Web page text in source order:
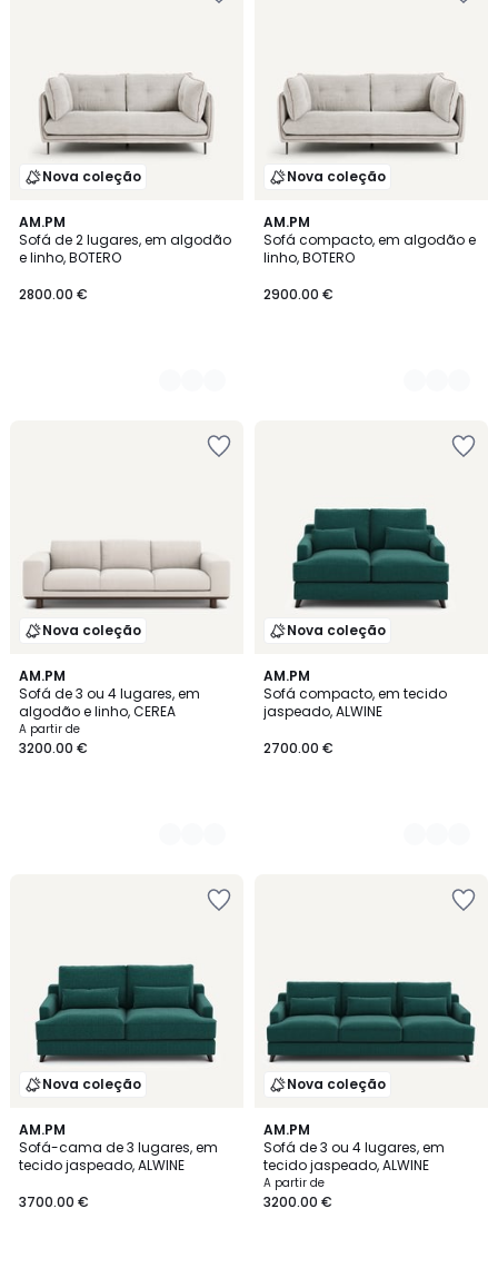
Nova coleção
AM.PM
Sofá de 2 lugares, em algodão
e linho, BOTERO
2800.00 €
3
Cores
Nova coleção
AM.PM
Sofá compacto, em algodão e
linho, BOTERO
2900.00 €
3
Cores
Nova coleção
AM.PM
Sofá de 3 ou 4 lugares, em
algodão e linho, CEREA
A partir de
3200.00 €
3
Cores
Nova coleção
AM.PM
Sofá compacto, em tecido
jaspeado, ALWINE
2700.00 €
3
Cores
Nova coleção
AM.PM
Sofá-cama de 3 lugares, em
tecido jaspeado, ALWINE
3700.00 €
3
Cores
Nova coleção
AM.PM
Sofá de 3 ou 4 lugares, em
tecido jaspeado, ALWINE
A partir de
3200.00 €
3
Cores